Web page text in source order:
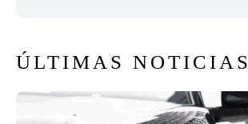
ÚLTIMAS NOTICIAS